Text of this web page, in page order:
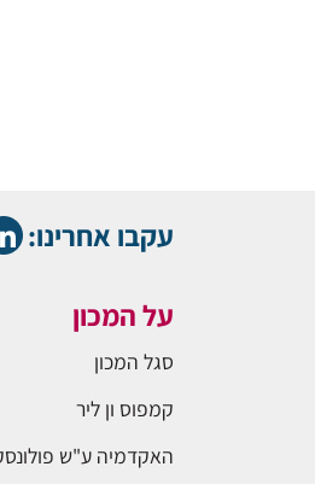
עקבו אחרינו:
על המכון
סגל המכון
קמפוס ון ליר
האקדמיה ע"ש